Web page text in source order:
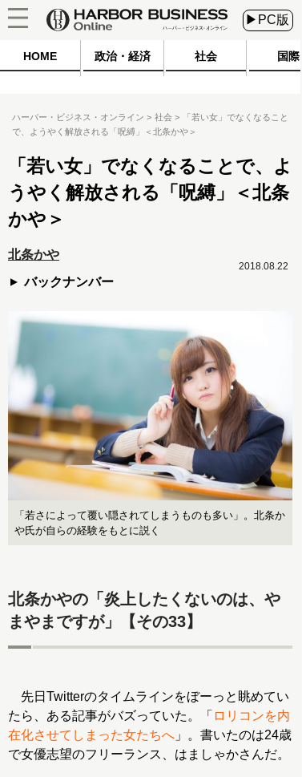
▶PC版
HOME 政治・経済 社会 国際
ハーバー・ビジネス・オンライン 社会
「若い女」でなくなること
で、ようやく解放される「呪縛」＜北条かや＞
「若い女」でなくなることで、よ
うやく解放される「呪縛」＜北条
かや＞
北条かや
バックナンバー
2018.08.22
「若さによって覆い隠されてしまうものも多い」。北条か
や氏が自らの経験をもとに説く
北条かやの「炎上したくないのは、や
まやまですが」【その33】
先日Twitterのタイムラインをぼーっと眺めてい
たら、ある記事がバズっていた。「 ロリコンを内
在化させてしまった女たちへ 」。書いたのは24歳
で女優志望のフリーランス、はましゃかさんだ。